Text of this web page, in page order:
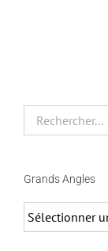
Grands Angles
Angles